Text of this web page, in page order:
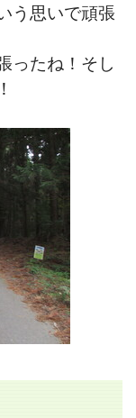
う思いで頑張
ったね！そし